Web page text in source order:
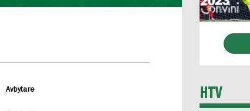
Avbytare HTV